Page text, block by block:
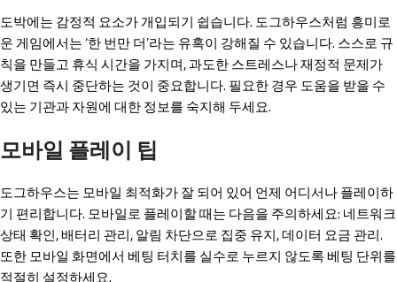
도박에는 감정적 요소가 개입되기 쉽습니다. 도그하우스처럼 흥미로
운 게임에서는 ‘한 번만 더’라는 유혹이 강해질 수 있습니다. 스스로 규
칙을 만들고 휴식 시간을 가지며, 과도한 스트레스나 재정적 문제가
생기면 즉시 중단하는 것이 중요합니다. 필요한 경우 도움을 받을 수
있는 기관과 자원에 대한 정보를 숙지해 두세요.
모바일 플레이 팁
도그하우스는 모바일 최적화가 잘 되어 있어 언제 어디서나 플레이하
기 편리합니다. 모바일로 플레이할 때는 다음을 주의하세요: 네트워크
상태 확인, 배터리 관리, 알림 차단으로 집중 유지, 데이터 요금 관리.
또한 모바일 화면에서 베팅 터치를 실수로 누르지 않도록 베팅 단위를